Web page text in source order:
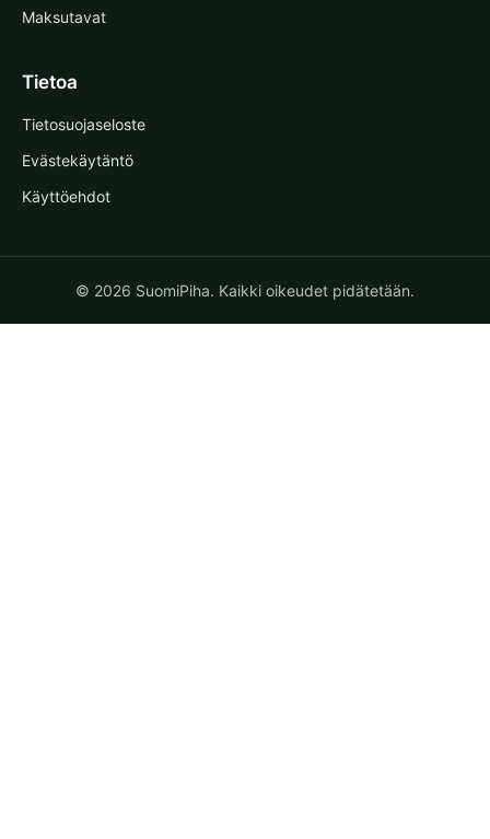
Maksutavat
Tietoa
Tietosuojaseloste
Evästekäytäntö
Käyttöehdot
© 2026 SuomiPiha. Kaikki oikeudet pidätetään.